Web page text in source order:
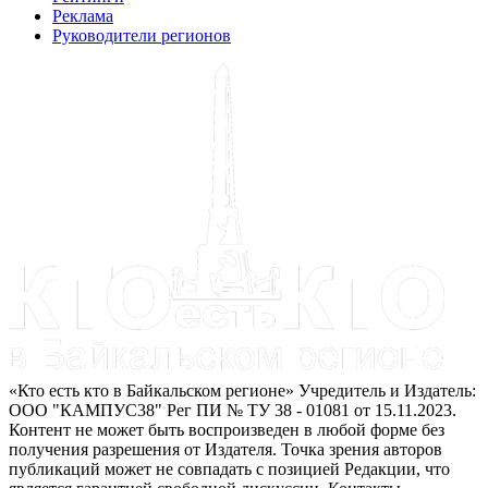
Реклама
Руководители регионов
«Кто есть кто в Байкальском регионе» Учредитель и Издатель:
ООО "КАМПУС38" Рег ПИ № ТУ 38 - 01081 от 15.11.2023.
Контент не может быть воспроизведен в любой форме без
получения разрешения от Издателя. Точка зрения авторов
публикаций может не совпадать с позицией Редакции, что